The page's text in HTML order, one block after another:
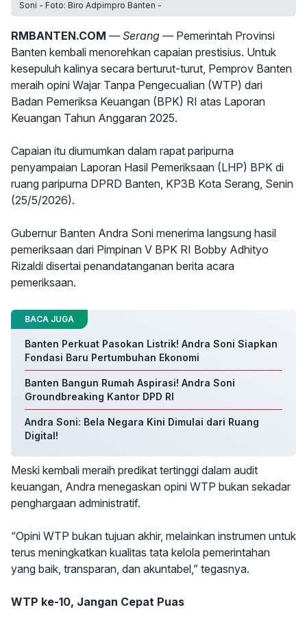
Soni - Foto: Biro Adpimpro Banten -
RMBANTEN.COM — Serang —Pemerintah Provinsi
Banten kembali menorehkan capaian prestisius. Untuk
kesepuluh kalinya secara berturut-turut, Pemprov Banten
meraih opini Wajar Tanpa Pengecualian (WTP) dari
Badan Pemeriksa Keuangan (BPK) RI atas Laporan
Keuangan Tahun Anggaran 2025.
Capaian itu diumumkan dalam rapat paripurna
penyampaian Laporan Hasil Pemeriksaan (LHP) BPK di
ruang paripurna DPRD Banten, KP3B Kota Serang, Senin
(25/5/2026).
Gubernur Banten Andra Soni menerima langsung hasil
pemeriksaan dari Pimpinan V BPK RI Bobby Adhityo
Rizaldi disertai penandatanganan berita acara
pemeriksaan.
BACA JUGA
Banten Perkuat Pasokan Listrik! Andra Soni Siapkan
Fondasi Baru Pertumbuhan Ekonomi
Banten Bangun Rumah Aspirasi! Andra Soni
Groundbreaking Kantor DPD RI
Andra Soni: Bela Negara Kini Dimulai dari Ruang
Digital!
Meski kembali meraih predikat tertinggi dalam audit
keuangan, Andra menegaskan opini WTP bukan sekadar
penghargaan administratif.
“Opini WTP bukan tujuan akhir, melainkan instrumen untuk
terus meningkatkan kualitas tata kelola pemerintahan
yang baik, transparan, dan akuntabel,” tegasnya.
WTP ke-10, Jangan Cepat Puas